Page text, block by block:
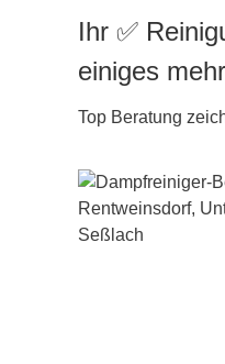
Ihr ✅
einiges
Top Beratung